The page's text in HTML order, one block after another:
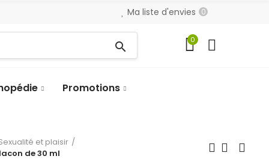
Ma liste d'envies 0
search 0
Promotions
et plaisir
de 30 ml